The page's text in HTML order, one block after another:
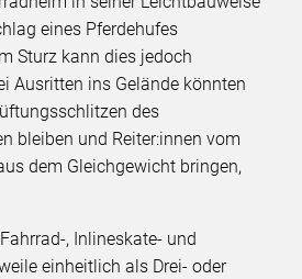
eines Pferdehufes
Sturz kann dies jedoch
Ausritten ins Gelände könnten
des
bleiben und Reiter:innen vom
dem Gleichgewicht bringen,
, Inlineskate- und
einheitlich als Drei- oder